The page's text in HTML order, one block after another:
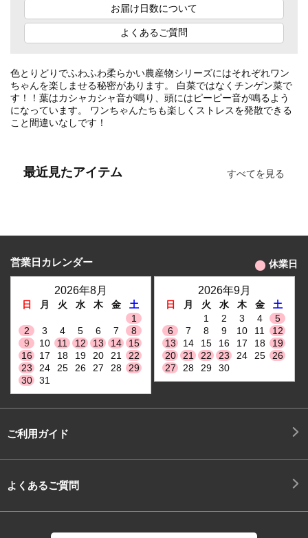
お届け日数について
よくあるご質問
色とりどりでふわふわ柔らかい農産物シリーズにはそれぞれワン
ちゃんを楽しませる秘密があります。 白菜ではなくチンゲン菜で
す！！葉はカシャカシャ音が鳴り、頭にはピーピー音が鳴るよう
になっています。 ワンちゃんたちも楽しくストレスを発散できる
こと間違いなしです！
最近見たアイテム すべてを見る
営業日カレンダー 休業日
2026年8月
日 月 火 水 木 金
土
1
2
3 4 5 6 7
8
9
10 11 12 13 14
15
16
17 18 19 20 21
22
23
24 25 26 27 28
29
30
31
2026年9月
日 月 火 水 木 金
土
1
2 3 4
5
6
7 8 9 10 11
12
13
14 15 16 17 18
19
20
21 22 23 24 25
26
27
28 29 30
ご利用ガイド
よくあるご質問